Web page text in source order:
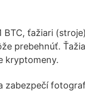
ťažiari
prebehnúť.
kryptomeny.
zabezpečí